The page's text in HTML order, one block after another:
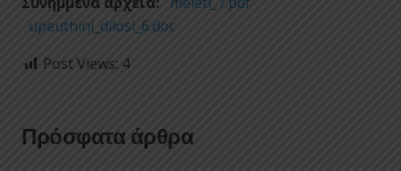
upeuthini_dilosi_6.doc
Post Views: 4
Πρόσφατα άρθρα